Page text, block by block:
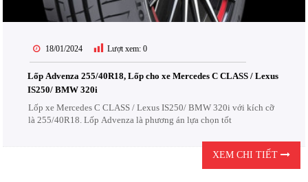
18/01/2024 Lượt xem: 0
Lốp Advenza 255/40R18, Lốp cho xe Mercedes C CLASS / Lexus
IS250/ BMW 320i
Lốp xe Mercedes C CLASS / Lexus IS250/ BMW 320i với kích cỡ
là 255/40R18. Lốp Advenza là phương án lựa chọn tốt
XEM CHI TIẾT